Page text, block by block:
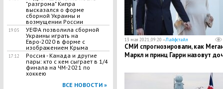
"разгрома" Кипра
высказался о форме
сборной Украины и
возмущении России
19:05
УЕФА позволила сборной
Украины играть на
Евро-2020 в форме с
изображением Крыма
17:12
Россия - Канада и другие
пары: кто с кем сыграет в 1/4
финала на ЧМ-2021 по
хоккею
ВСЕ НОВОСТИ »
13 мая 2021, 09:20 —Лайфстайл
СМИ спрогнозировали, как
Маркл и принц Гарри назовут